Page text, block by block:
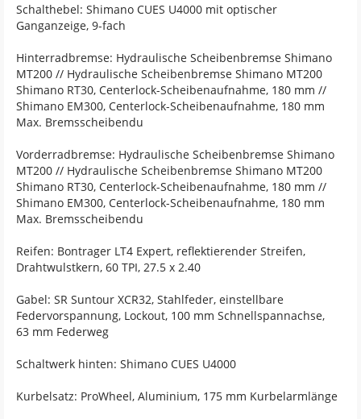
Schalthebel: Shimano CUES U4000 mit optischer
Ganganzeige, 9-fach
Hinterradbremse: Hydraulische Scheibenbremse Shimano
MT200 // Hydraulische Scheibenbremse Shimano MT200
Shimano RT30, Centerlock-Scheibenaufnahme, 180 mm //
Shimano EM300, Centerlock-Scheibenaufnahme, 180 mm
Max. Bremsscheibendu
Vorderradbremse: Hydraulische Scheibenbremse Shimano
MT200 // Hydraulische Scheibenbremse Shimano MT200
Shimano RT30, Centerlock-Scheibenaufnahme, 180 mm //
Shimano EM300, Centerlock-Scheibenaufnahme, 180 mm
Max. Bremsscheibendu
Reifen: Bontrager LT4 Expert, reflektierender Streifen,
Drahtwulstkern, 60 TPI, 27.5 x 2.40
Gabel: SR Suntour XCR32, Stahlfeder, einstellbare
Federvorspannung, Lockout, 100 mm Schnellspannachse,
63 mm Federweg
Schaltwerk hinten: Shimano CUES U4000
Kurbelsatz: ProWheel, Aluminium, 175 mm Kurbelarmlänge